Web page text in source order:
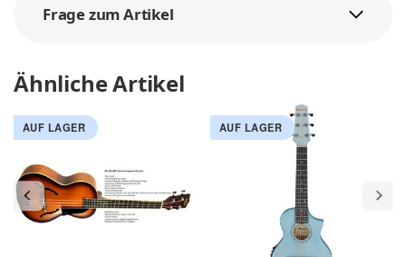
Frage zum Artikel
Ähnliche Artikel
AUF LAGER AUF LAGER